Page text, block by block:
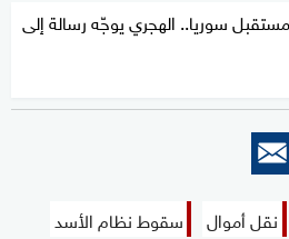
سوريا.. الهجري يوجّه رسالة إلى
نقل أموال سقوط نظام الأسد